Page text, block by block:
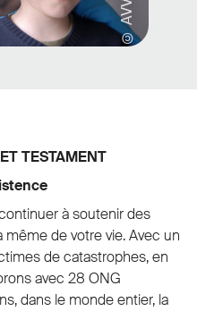
TESTAMENT
à soutenir des
de votre vie. Avec un
de catastrophes, en
avec 28 ONG
dans le monde entier, la